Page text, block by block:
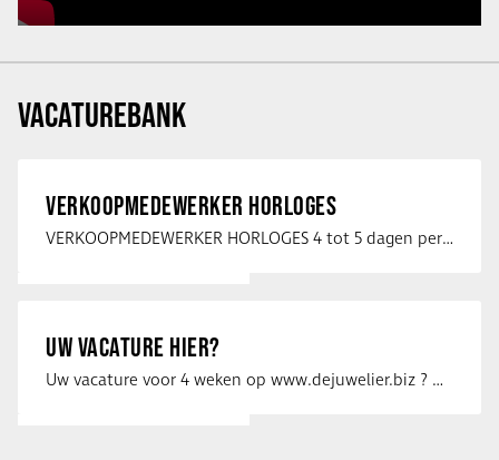
VACATUREBANK
VERKOOPMEDEWERKER HORLOGES
VERKOOPMEDEWERKER HORLOGES 4 tot 5 dagen per week Heb jij een passie voor …
UW VACATURE HIER?
Uw vacature voor 4 weken op www.dejuwelier.biz ? Neem dan contact op met …